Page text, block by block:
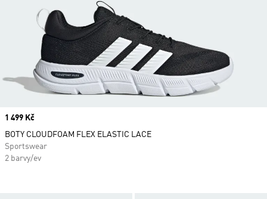
Price
1 499 Kč
BOTY CLOUDFOAM FLEX ELASTIC LACE
Sportswear
2 barvy/ev